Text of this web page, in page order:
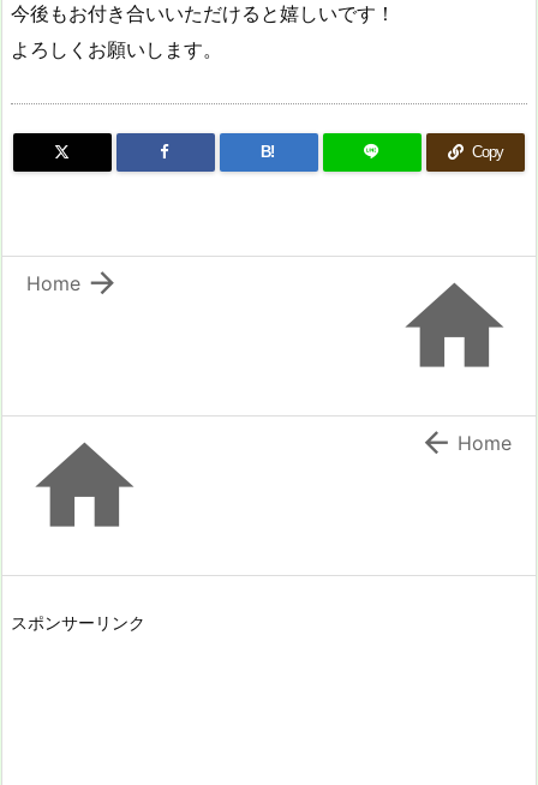
今後もお付き合いいただけると嬉しいです！
よろしくお願いします。
B! Copy


Home
  Home
スポンサーリンク